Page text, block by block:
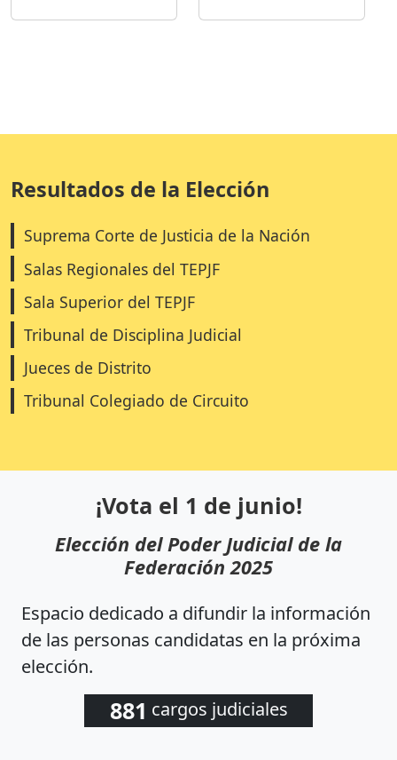
Resultados de la Elección
Suprema Corte de Justicia de la Nación
Salas Regionales del TEPJF
Sala Superior del TEPJF
Tribunal de Disciplina Judicial
Jueces de Distrito
Tribunal Colegiado de Circuito
¡Vota el 1 de junio!
Elección del Poder Judicial de la
Federación 2025
Espacio dedicado a difundir la información
de las personas candidatas en la próxima
elección.
881 cargos judiciales